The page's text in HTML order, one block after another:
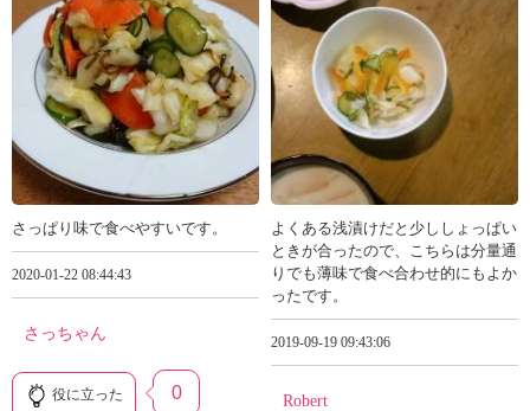
さっぱり味で食べやすいです。
2020-01-22 08:44:43
さっちゃん
役に立った 0
よくある浅漬けだと少ししょっぱい
ときが合ったので、こちらは分量通
りでも薄味で食べ合わせ的にもよか
ったです。
2019-09-19 09:43:06
Robert